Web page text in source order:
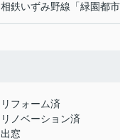
相鉄いずみ野線 「緑園都市
リフォーム済
リノベーション済
出窓